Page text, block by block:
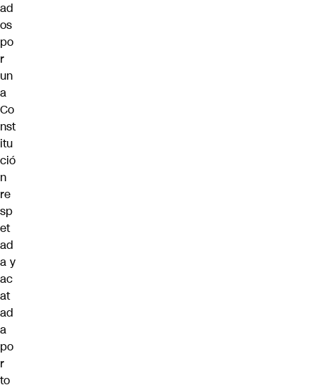
ad
os
po
r
un
a
Co
nst
itu
ció
n
re
sp
et
ad
a y
ac
at
ad
a
po
r
to